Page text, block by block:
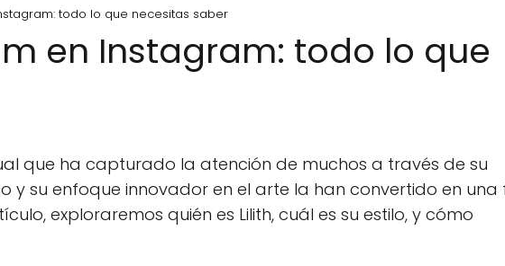
todo lo que necesitas saber
en Instagram: todo lo que
que ha capturado la atención de muchos a través de su
y su enfoque innovador en el arte la han convertido en una
exploraremos quién es Lilith, cuál es su estilo, y cómo